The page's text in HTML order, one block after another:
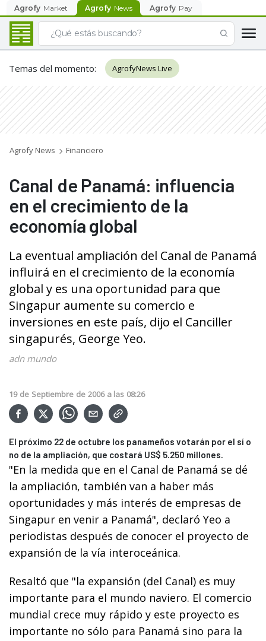
Agrofy Market Agrofy News Agrofy Pay
Temas del momento: AgrofyNews Live
Agrofy News Financiero
Canal de Panamá: influencia
en el crecimiento de la
economía global
La eventual ampliación del Canal de Panamá
influirá en el crecimiento de la economía
global y es una oportunidad para que
Singapur aumente su comercio e
inversiones en este país, dijo el Canciller
singapurés, George Yeo.
adn mundo
19 de Septiembre de 2006 a las 08:26
El próximo 22 de octubre los panameños votarán por el sí o
no de la ampliación, que costará US$ 5.250 millones.
"En la medida que en el Canal de Panamá se dé
la ampliación, también van a haber más
oportunidades y más interés de empresas de
Singapur en venir a Panamá", declaró Yeo a
periodistas después de conocer el proyecto de
expansión de la vía interoceánica.
Resaltó que "la expansión (del Canal) es muy
importante para el mundo naviero. El comercio
mundial crece muy rápido y este proyecto es
importante no sólo para Panamá sino para la